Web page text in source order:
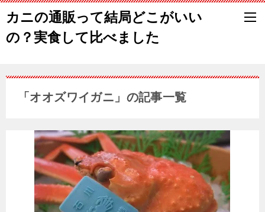
カニの通販って結局どこがいい
の？実食して比べました
「オオズワイガニ」の記事一覧